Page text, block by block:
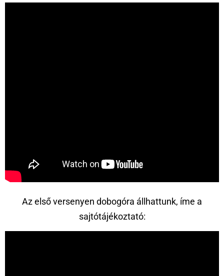
Az első versenyen dobogóra állhattunk, íme a
sajtótájékoztató: